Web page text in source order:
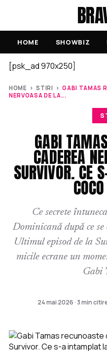
HOME SHOWBIZ
[psk_ad 970x250]
HOME ›STIRI ›GABI TAMAS
NERVOASA DE LA...
GABI
CADEREA
SURVIVOR. CE
Ce secrete
Dominicană după ce se
Ultimul episod de la
micile ecrane un
Gabi
24 mai 2026 · 3 min